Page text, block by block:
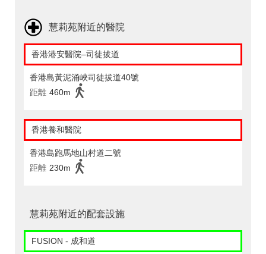
慧莉苑附近的醫院
香港港安醫院–司徒拔道
香港島黃泥涌峽司徒拔道40號
距離 460m
香港養和醫院
香港島跑馬地山村道二號
距離 230m
慧莉苑附近的配套設施
FUSION - 成和道